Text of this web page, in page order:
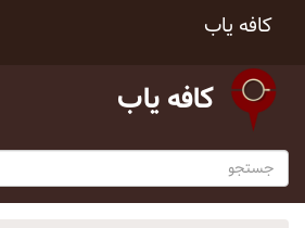
کافه یاب
کافه یاب